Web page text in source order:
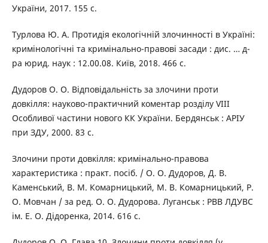
України, 2017. 155 с.
Турлова Ю. А. Протидія екологічній злочинності в Україні:
кримінологічні та кримінально-правові засади : дис. … д-
ра юрид. наук : 12.00.08. Київ, 2018. 466 с.
Дудоров О. О. Відповідальність за злочини проти
довкілля: науково-практичний коментар розділу VIII
Особливої частини нового КК України. Бердянськ : АРІУ
при ЗДУ, 2000. 83 с.
Злочини проти довкілля: кримінально-правова
характеристика : практ. посіб. / О. О. Дудоров, Д. В.
Каменський, В. М. Комарницький, М. В. Комарницький, Р.
О. Мовчан / за ред. О. О. Дудорова. Луганськ : РВВ ЛДУВС
ім. Е. О. Дідоренка, 2014. 616 с.